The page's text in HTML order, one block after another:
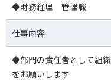
◆財務経理 管理職
仕事内容
◆部門の責任者として組
をお願いします